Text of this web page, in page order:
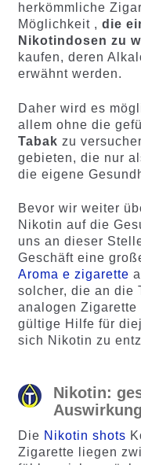
herkömmliche
Möglichkeit , die
Nikotindosen zu
kaufen, deren
erwähnt werden.
Daher wird es
allem ohne die
Tabak zu
gebieten, die nur
die eigene
Bevor wir weiter
Nikotin auf die
uns an dieser
Geschäft eine
Aroma e zigarette
solcher, die an die
analogen
gültige Hilfe für
sich Nikotin zu
Nikotin:
Die Nikotin shots
Zigarette liegen